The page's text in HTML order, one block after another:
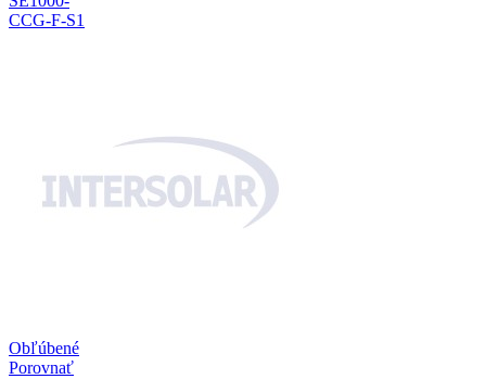
Obľúbené
Porovnať